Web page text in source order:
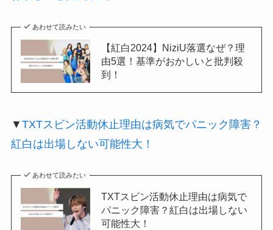
あわせて読みたい
【紅白2024】NiziU落選なぜ？理
由5選！基準がおかしいと批判殺
到！
▼ TXTスビン活動休止理由は病気でパニック障害？
紅白は出場しない可能性大！
あわせて読みたい
TXTスビン活動休止理由は病気で
パニック障害？紅白は出場しない
可能性大！